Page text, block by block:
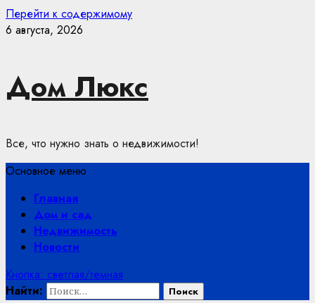
Перейти к содержимому
6 августа, 2026
Дом Люкс
Все, что нужно знать о недвижимости!
Основное меню
Главная
Дом и сад
Недвижимость
Новости
Кнопка: светлая/темная
Найти: